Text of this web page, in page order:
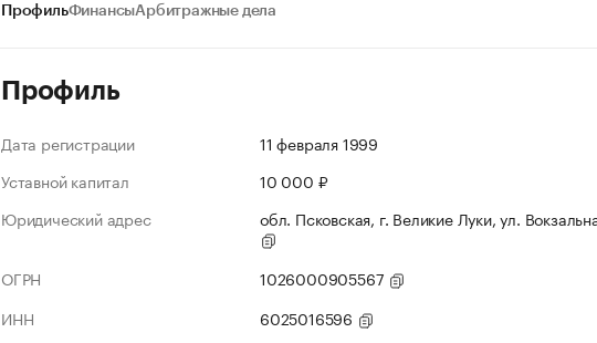
ПрофильФинансыАрбитражные дела
Профиль
Дата регистрации
11 февраля 1999
Уставной капитал
10 000 ₽
Юридический адрес
обл. Псковская, г. Великие Луки, ул.
ОГРН
1026000905567
ИНН
6025016596